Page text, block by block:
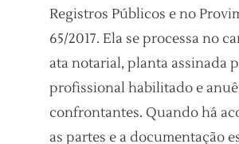
Registros Públicos e no
65/2017. Ela se processa no
ata notarial, planta assinada
profissional habilitado e
confrontantes. Quando há
as partes e a documentação